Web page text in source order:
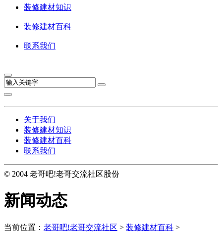
装修建材知识
装修建材百科
联系我们
关于我们
装修建材知识
装修建材百科
联系我们
© 2004 老哥吧!老哥交流社区股份
新闻动态
当前位置： 老哥吧!老哥交流社区 > 装修建材百科 >